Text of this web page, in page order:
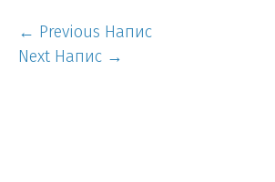
← Previous Напис
Next Напис →